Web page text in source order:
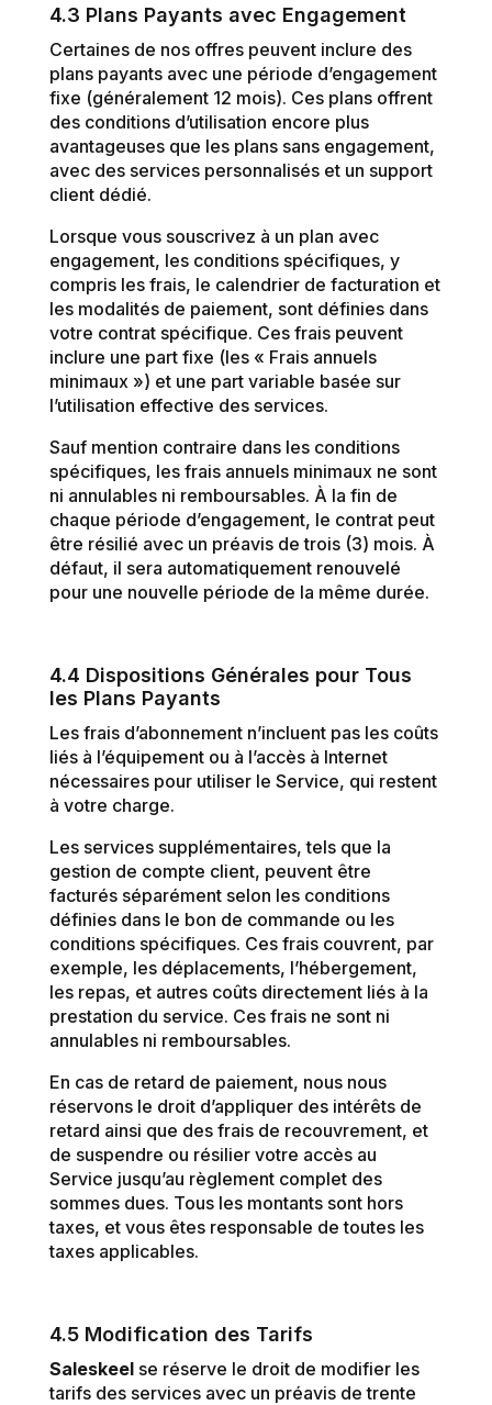
4.3 Plans Payants avec Engagement
Certaines de nos offres peuvent inclure des
plans payants avec une période d’engagement
fixe (généralement 12 mois). Ces plans offrent
des conditions d’utilisation encore plus
avantageuses que les plans sans engagement,
avec des services personnalisés et un support
client dédié.
Lorsque vous souscrivez à un plan avec
engagement, les conditions spécifiques, y
compris les frais, le calendrier de facturation et
les modalités de paiement, sont définies dans
votre contrat spécifique. Ces frais peuvent
inclure une part fixe (les « Frais annuels
minimaux ») et une part variable basée sur
l’utilisation effective des services.
Sauf mention contraire dans les conditions
spécifiques, les frais annuels minimaux ne sont
ni annulables ni remboursables. À la fin de
chaque période d’engagement, le contrat peut
être résilié avec un préavis de trois (3) mois. À
défaut, il sera automatiquement renouvelé
pour une nouvelle période de la même durée.
4.4 Dispositions Générales pour Tous
les Plans Payants
Les frais d’abonnement n’incluent pas les coûts
liés à l’équipement ou à l’accès à Internet
nécessaires pour utiliser le Service, qui restent
à votre charge.
Les services supplémentaires, tels que la
gestion de compte client, peuvent être
facturés séparément selon les conditions
définies dans le bon de commande ou les
conditions spécifiques. Ces frais couvrent, par
exemple, les déplacements, l’hébergement,
les repas, et autres coûts directement liés à la
prestation du service. Ces frais ne sont ni
annulables ni remboursables.
En cas de retard de paiement, nous nous
réservons le droit d’appliquer des intérêts de
retard ainsi que des frais de recouvrement, et
de suspendre ou résilier votre accès au
Service jusqu’au règlement complet des
sommes dues. Tous les montants sont hors
taxes, et vous êtes responsable de toutes les
taxes applicables.
4.5 Modification des Tarifs
Saleskeelse réserve le droit de modifier les
tarifs des services avec un préavis de trente